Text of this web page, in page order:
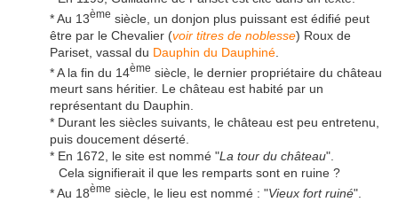
* Au 13ème siècle, un donjon plus puissant est édifié peut
être par le Chevalier (voir titres de noblesse) Roux de
Pariset, vassal du Dauphin du Dauphiné
* A la fin du 14ème siècle, le dernier propriétaire du château
meurt sans héritier. Le château est habité par un
représentant du Dauphin.
* Durant les siècles suivants, le château est peu entretenu,
puis doucement déserté.
* En 1672, le site est nommé "La tour du château".
Cela signifierait il que les remparts sont en ruine ?
* Au 18ème siècle, le lieu est nommé : "Vieux fort ruiné".